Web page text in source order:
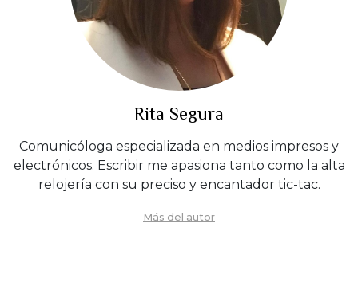
Rita Segura
Comunicóloga especializada en medios impresos y
electrónicos. Escribir me apasiona tanto como la alta
relojería con su preciso y encantador tic-tac.
Más del autor